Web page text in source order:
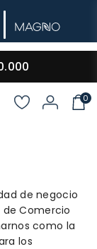
0
de negocio
Comercio
como la
los